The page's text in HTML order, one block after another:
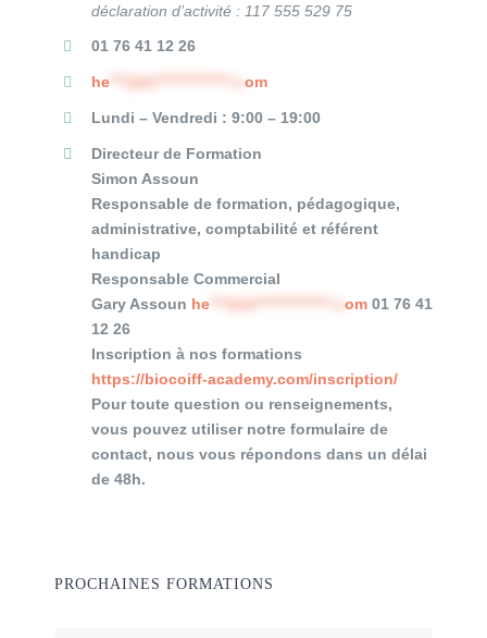
déclaration d’activité : 117 555 529 75
01 76 41 12 26
he***@bi**************.c om
Lundi – Vendredi : 9:00 – 19:00
Directeur de Formation
Simon Assoun
Responsable de formation, pédagogique,
administrative, comptabilité et référent
handicap
Responsable Commercial
Gary Assoun he***@bi**************.c om01 76 41
12 26
Inscription à nos formations
https://biocoiff-academy.com/inscription/
Pour toute question ou renseignements,
vous pouvez utiliser notre formulaire de
contact, nous vous répondons dans un délai
de 48h.
PROCHAINES FORMATIONS